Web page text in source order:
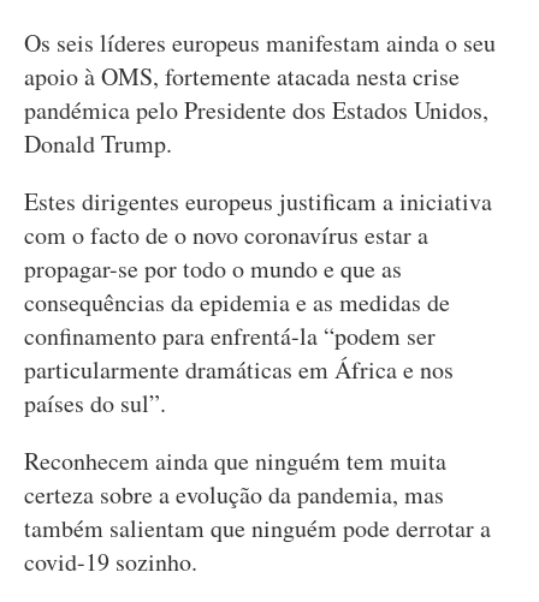
Os seis líderes europeus manifestam ainda o seu
apoio à OMS, fortemente atacada nesta crise
pandémica pelo Presidente dos Estados Unidos,
Donald Trump.
Estes dirigentes europeus justificam a iniciativa
com o facto de o novo coronavírus estar a
propagar-se por todo o mundo e que as
consequências da epidemia e as medidas de
confinamento para enfrentá-la “podem ser
particularmente dramáticas em África e nos
países do sul”.
Reconhecem ainda que ninguém tem muita
certeza sobre a evolução da pandemia, mas
também salientam que ninguém pode derrotar a
covid-19 sozinho.